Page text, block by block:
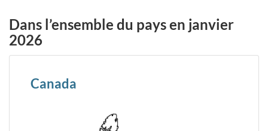
Dans l’ensemble du pays en janvier
2026
Canada